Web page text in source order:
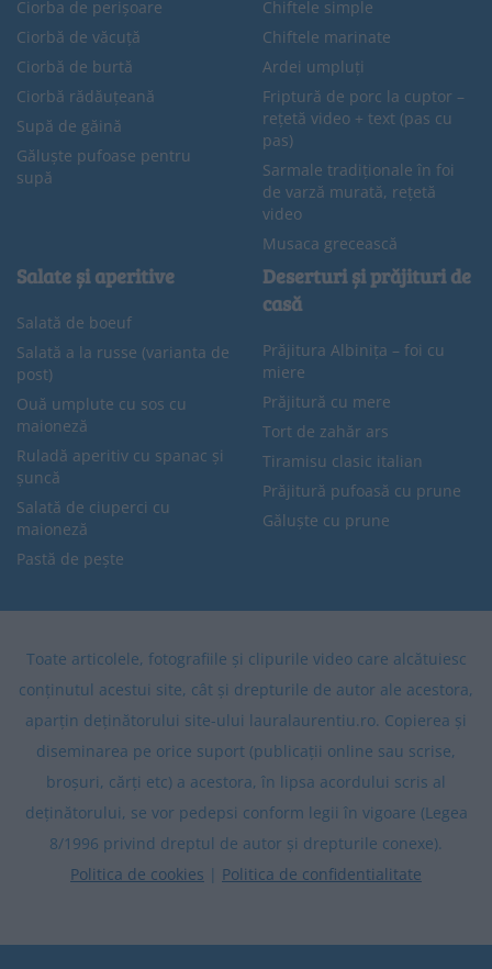
Ciorba de perișoare
Ciorbă de văcuță
Ciorbă de burtă
Ciorbă rădăuțeană
Supă de găină
Găluște pufoase pentru
supă
Chiftele simple
Chiftele marinate
Ardei umpluți
Friptură de porc la cuptor –
rețetă video + text (pas cu
pas)
Sarmale tradiționale în foi
de varză murată, rețetă
video
Musaca grecească
Salate și aperitive
Salată de boeuf
Salată a la russe (varianta de
post)
Ouă umplute cu sos cu
maioneză
Ruladă aperitiv cu spanac și
șuncă
Salată de ciuperci cu
maioneză
Pastă de pește
Deserturi și prăjituri de
casă
Prăjitura Albinița – foi cu
miere
Prăjitură cu mere
Tort de zahăr ars
Tiramisu clasic italian
Prăjitură pufoasă cu prune
Găluște cu prune
Toate articolele, fotografiile și clipurile video care alcătuiesc
conținutul acestui site, cât și drepturile de autor ale acestora,
aparțin deținătorului site-ului lauralaurentiu.ro. Copierea și
diseminarea pe orice suport (publicații online sau scrise,
broșuri, cărți etc) a acestora, în lipsa acordului scris al
deținătorului, se vor pedepsi conform legii în vigoare (Legea
8/1996 privind dreptul de autor și drepturile conexe).
Politica de cookies | Politica de confidentialitate